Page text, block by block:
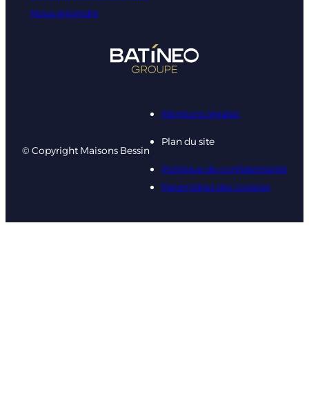
Nous rejoindre
© Copyright Maisons Bessin
Mentions légales
Plan du site
Politique de confidentialité
Paramètres des cookies